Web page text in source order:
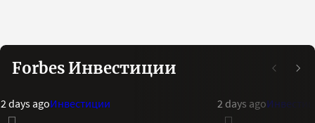
Forbes Инвестиции
2 days agoИнвестиции 2 days ago